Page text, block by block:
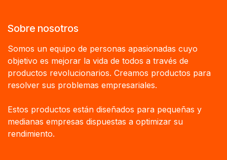
Sobre nosotros
Somos un equipo de personas apasionadas cuyo
objetivo es mejorar la vida de todos a través de
productos revolucionarios. Creamos productos para
resolver sus problemas empresariales.
Estos productos están diseñados para pequeñas y
medianas empresas dispuestas a optimizar su
rendimiento.